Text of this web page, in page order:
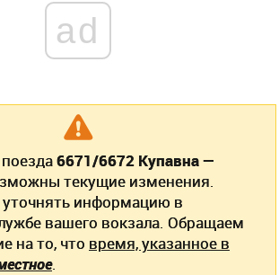
ad
6671/6672 Купавна —
текущие изменения.
информацию в
вашего вокзала. Обращаем
на то, что время, указанное в
.